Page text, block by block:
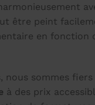
être peint
en fonction
nous sommes
à des prix